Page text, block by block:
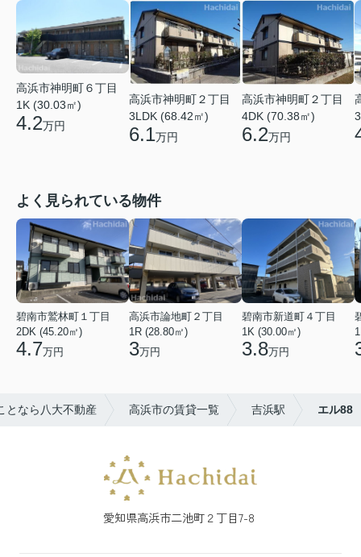
高浜市神明町６丁目
1K (30.03㎡)
4.2万円
高浜市神明町２丁目
3LDK (68.42㎡)
6.1万円
高浜市神明町２丁目
4DK (70.38㎡)
6.2万円
よく見られている物件
碧南市鷲林町１丁目
2DK (45.20㎡)
4.7万円
高浜市論地町２丁目
1R (28.80㎡)
3万円
碧南市新道町４丁目
1K (30.00㎡)
3.8万円
となら八大不動産 高浜市の賃貸一覧 吉浜駅 エル88
愛知県高浜市二池町２丁目7-8